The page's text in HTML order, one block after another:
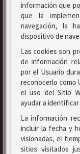
información que
que la
navegación, la
dispositivo de
Las cookies son
de información
por el Usuario
reconocerlo como
el uso del Sitio
ayudar a
La información
incluir la fecha y
visionadas, el
sitios visitados